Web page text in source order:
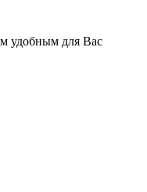
удобным для Вас